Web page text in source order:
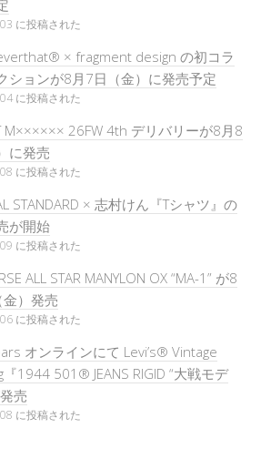
に投稿された
× fragment design の初コラ
ションが8月7日（金）に発売予定
に投稿された
M×××××× 26FW 4th デリバリーが8月8
に発売
に投稿された
STANDARD × 志村けん『Tシャツ』の
が開始
に投稿された
ALL STAR MANYLON OX “MA-1” が8
）発売
に投稿された
オンラインにて Levi’s® Vintage
1944 501® JEANS RIGID “大戦モデ
売
に投稿された